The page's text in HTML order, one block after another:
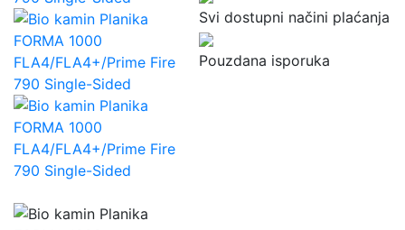
Svi dostupni načini plaćanja
Pouzdana isporuka